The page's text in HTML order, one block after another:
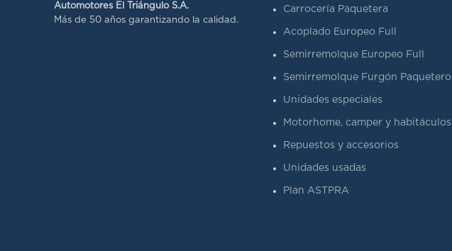
Automotores El Triángulo S.A.
Más de 50 años garantizando la calidad.
Carrocería Paquetera
Acoplado Europeo Full
Semirremolque Europeo Full
Semirremolque Furgón Paquetero
Unidades especiales
Motorhome, camper y habitáculos
Repuestos y accesorios
Unidades usadas
Plan ASTPRA